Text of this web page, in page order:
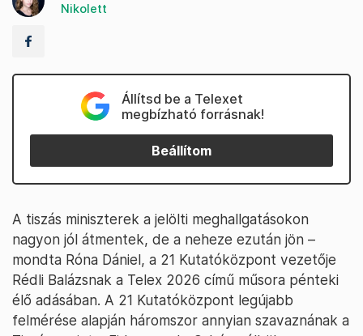
Nikolett
Állítsd be a Telexet
megbízható forrásnak!
Beállítom
A tiszás miniszterek a jelölti meghallgatásokon
nagyon jól átmentek, de a neheze ezután jön –
mondta Róna Dániel, a 21 Kutatóközpont vezetője
Rédli Balázsnak a Telex 2026 című műsora pénteki
élő adásában. A 21 Kutatóközpont legújabb
felmérése alapján háromszor annyian szavaznának a